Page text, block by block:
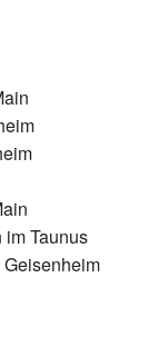
Taunus